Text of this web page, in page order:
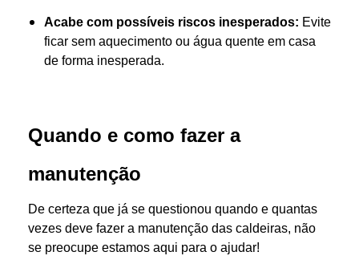
Acabe com possíveis riscos inesperados: Evite
ficar sem aquecimento ou água quente em casa
de forma inesperada.
Quando e como fazer a
manutenção
De certeza que já se questionou quando e quantas
vezes deve fazer a manutenção das caldeiras, não
se preocupe estamos aqui para o ajudar!